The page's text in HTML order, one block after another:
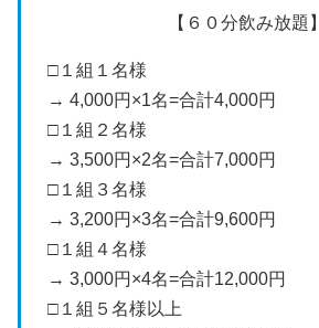
【６０分飲み放題】
□１組１名様
→ 4,000円×1名=合計4,000円
□１組２名様
→ 3,500円×2名=合計7,000円
□１組３名様
→ 3,200円×3名=合計9,600円
□１組４名様
→ 3,000円×4名=合計12,000円
□１組５名様以上